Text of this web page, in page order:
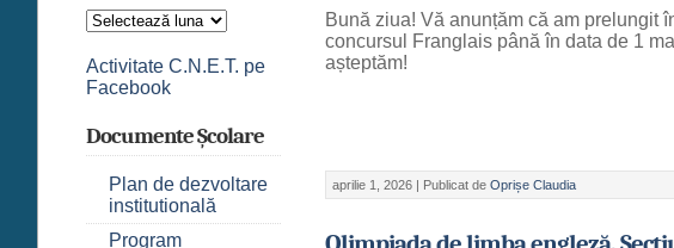
Bună ziua! Vă anunțăm că am prelungit
concursul Franglais până în data de 1
așteptăm!
aprilie 1, 2026 | Publicat deOprișe Claudia
Arhive
Activitate C.N.E.T. pe
Facebook
Documente Școlare
Plan de dezvoltare
institutională
Program